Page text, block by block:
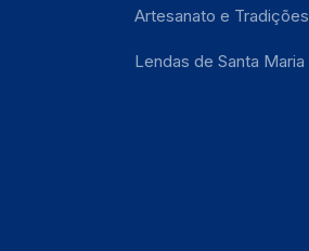
Artesanato e Tradições
Lendas de Santa Maria